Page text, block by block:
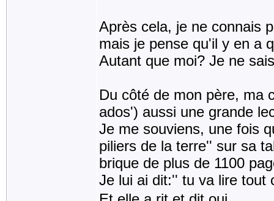
Après cela, je ne connais
mais je pense qu'il y en a
Autant que moi? Je ne
Du côté de mon père, ma
ados') aussi une grande
Je me souviens, une fois
piliers de la terre'' sur sa
brique de plus de 1100
Je lui ai dit:'' tu va lire tout